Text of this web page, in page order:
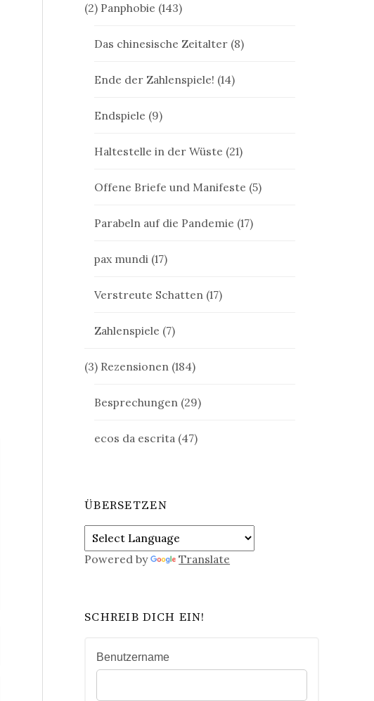
(2) Panphobie (143)
Das chinesische Zeitalter (8)
Ende der Zahlenspiele! (14)
Endspiele (9)
Haltestelle in der Wüste (21)
Offene Briefe und Manifeste (5)
Parabeln auf die Pandemie (17)
pax mundi (17)
Verstreute Schatten (17)
Zahlenspiele (7)
(3) Rezensionen (184)
Besprechungen (29)
ecos da escrita (47)
ÜBERSETZEN
Powered by Translate
SCHREIB DICH EIN!
Benutzername